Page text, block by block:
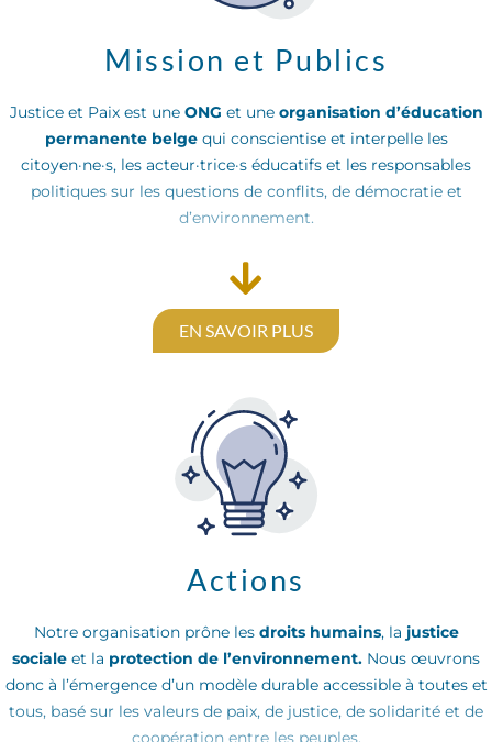
Mission et Publics
Justice et Paix est une ONG et une organisation d’éducation
permanente belgequi conscientise et interpelle les
citoyen·ne·s, les acteur·trice·s éducatifs et les responsables
politiques sur les questions de conflits, de démocratie et
d’environnement.
EN SAVOIR PLUS
Actions
Notre organisation prône lesdroits humains, la justice
sociale et la protection de l’environnement. Nous œuvrons
donc à l’émergence d’un modèle durable accessible à toutes et
tous, basé sur les valeurs de paix, de justice, de solidarité et de
coopération entre les peuples.